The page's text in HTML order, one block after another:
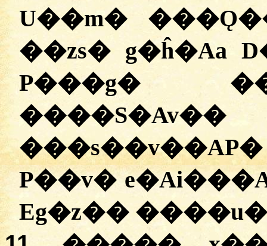
U��m�
��zs� g�ĥ�Aa
P���g�
P��v�
Eg�z��